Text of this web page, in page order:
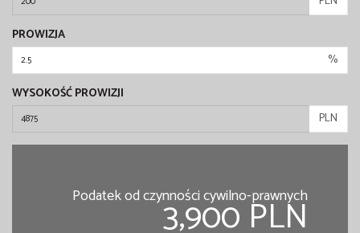
PROWIZJA
%
WYSOKOŚĆ PROWIZJI
PLN
Podatek od czynności cywilno-prawnych
3,900 PLN